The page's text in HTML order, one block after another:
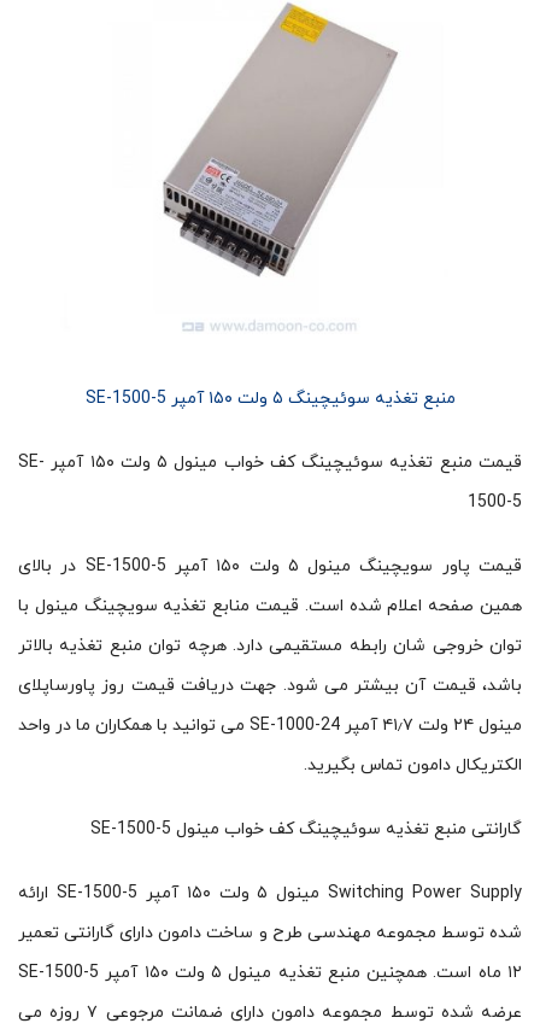
منبع تغذیه سوئیچینگ ۵ ولت ۱۵۰ آمپر SE-1500-5
قیمت منبع تغذیه سوئیچینگ کف خواب مینول ۵ ولت ۱۵۰ آمپر SE-
1500-5
قیمت پاور سویچینگ مینول ۵ ولت ۱۵۰ آمپر SE-1500-5 در بالای
همین صفحه اعلام شده است. قیمت منابع تغذیه سویچینگ مینول با
توان خروجی شان رابطه مستقیمی دارد. هرچه توان منبع تغذیه بالاتر
باشد، قیمت آن بیشتر می شود. جهت دریافت قیمت روز پاورساپلای
مینول ۲۴ ولت ۴۱٫۷ آمپر SE-1000-24 می توانید با همکاران ما در واحد
الکتریکال دامون تماس بگیرید.
گارانتی منبع تغذیه سوئیچینگ کف خواب مینول SE-1500-5
Switching Power Supply مینول ۵ ولت ۱۵۰ آمپر SE-1500-5 ارائه
شده توسط مجموعه مهندسی طرح و ساخت دامون دارای گارانتی تعمیر
۱۲ ماه است. همچنین منبع تغذیه مینول ۵ ولت ۱۵۰ آمپر SE-1500-5
عرضه شده توسط مجموعه دامون دارای ضمانت مرجوعی ۷ روزه می